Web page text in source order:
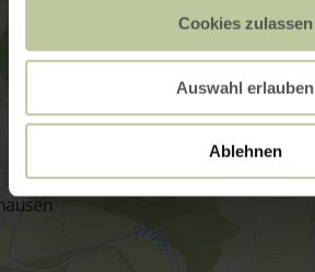
Cookies zulassen
Auswahl erlauben
Ablehnen